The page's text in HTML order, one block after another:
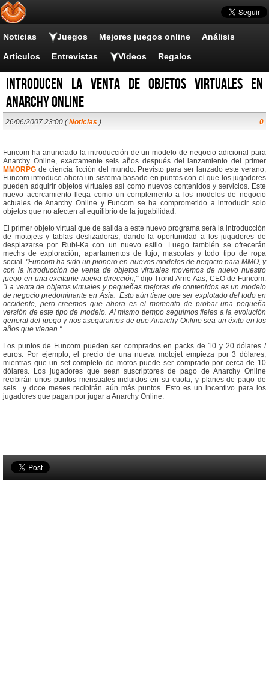
Noticias Juegos Mejores juegos online Análisis
Artículos Entrevistas Vídeos Regalos
Introducen la venta de objetos virtuales en
Anarchy Online
26/06/2007 23:00 (Noticias ) 0
Funcom ha anunciado la introducción de un modelo de negocio adicional para
Anarchy Online, exactamente seis años después del lanzamiento del primer
MMORPG de ciencia ficción del mundo. Previsto para ser lanzado este verano,
Funcom introduce ahora un sistema basado en puntos con el que los jugadores
pueden adquirir objetos virtuales así como nuevos contenidos y servicios. Este
nuevo acercamiento llega como un complemento a los modelos de negocio
actuales de Anarchy Online y Funcom se ha comprometido a introducir solo
objetos que no afecten al equilibrio de la jugabilidad.
El primer objeto virtual que de salida a este nuevo programa será la introducción
de motojets y tablas deslizadoras, dando la oportunidad a los jugadores de
desplazarse por Rubi-Ka con un nuevo estilo. Luego también se ofrecerán
mechs de exploración, apartamentos de lujo, mascotas y todo tipo de ropa
social. "Funcom ha sido un pionero en nuevos modelos de negocio para MMO, y
con la introducción de venta de objetos virtuales movemos de nuevo nuestro
juego en una excitante nueva dirección,"dijo Trond Arne Aas, CEO de Funcom.
"La venta de objetos virtuales y pequeñas mejoras de contenidos es un modelo
de negocio predominante en Asia. Esto aún tiene que ser explotado del todo en
occidente, pero creemos que ahora es el momento de probar una pequeña
versión de este tipo de modelo. Al mismo tiempo seguimos fieles a la evolución
general del juego y nos aseguramos de que Anarchy Online sea un éxito en los
años que vienen."
Los puntos de Funcom pueden ser comprados en packs de 10 y 20 dólares /
euros. Por ejemplo, el precio de una nueva motojet empieza por 3 dólares,
mientras que un set completo de motos puede ser comprado por cerca de 10
dólares. Los jugadores que sean suscriptores de pago de Anarchy Online
recibirán unos puntos mensuales incluidos en su cuota, y planes de pago de
seis y doce meses recibirán aún más puntos. Esto es un incentivo para los
jugadores que pagan por jugar a Anarchy Online.